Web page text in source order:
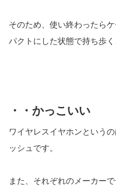
そのため、使い終わったら
パクトにした状態で持ち歩く
・・かっこいい
ワイヤレスイヤホンという
ッシュです。
また、それぞれのメーカー